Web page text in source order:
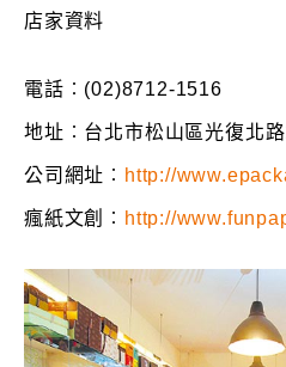
店家資料
電話︰(02)8712-1516
地址︰台北市松山區光復北
公司網址︰ http://
瘋紙文創︰ http://